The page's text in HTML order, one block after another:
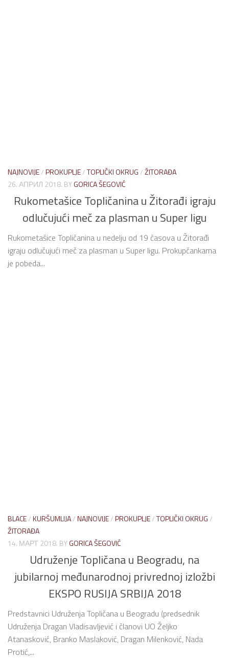
NAJNOVIJE/PROKUPLJE/TOPLIČKI OKRUG/ŽITORAĐA
26. АПРИЛ 2018. BYGORICA ŠEGOVIĆ
Rukometašice Topličanina u Žitorađi igraju
odlučujući meč za plasman u Super ligu
Rukometašice Topličanina u nedelju od 19 časova u Žitorađi
igraju odlučujući meč za plasman u Super ligu. Prokupčankama
je pobeda...
BLACE/KURŠUMLIJA/NAJNOVIJE/PROKUPLJE/TOPLIČKI OKRUG/
ŽITORAĐA
14. МАРТ 2018. BYGORICA ŠEGOVIĆ
Udruženje Topličana u Beogradu, na
jubilarnoj međunarodnoj privrednoj izložbi
EKSPO RUSIJA SRBIJA 2018
Predstavnici Udruženja Topličana u Beogradu (predsednik
Udruženja Dragan Vladisavljević i članovi UO Željko
Atanasković, Branko Maslaković, Dragan Milenković, Nada
Protić,...